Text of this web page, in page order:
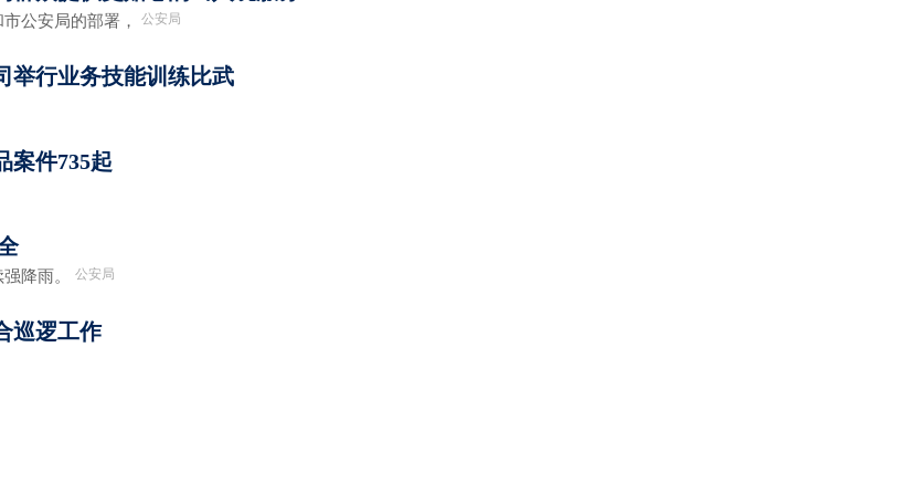
公安局的部署， 公安局
举行业务技能训练比武
案件735起
降雨。 公安局
巡逻工作